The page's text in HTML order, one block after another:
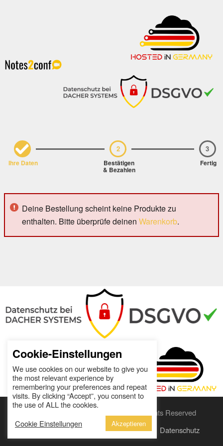
1
Ihre Daten
2
Bestätigen
& Bezahlen
3
Fertig
Deine Bestellung scheint keine Produkte zu
enthalten. Bitte überprüfe deinen Warenkorb.
2026 - All Rights Reserved
Über uns
AGB Impressum Wiederruf Datenschutz
Cookie-Einstellungen
We use cookies on our website to give you
the most relevant experience by
remembering your preferences and repeat
visits. By clicking “Accept”, you consent to
the use of ALL the cookies.
Cookie Einstellungen
Akzeptieren